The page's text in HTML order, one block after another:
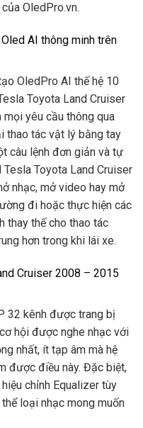
OledPro.vn.
AI thông minh trên
OledPro AI thế hệ 10
Toyota Land Cruiser
yêu cầu thông qua
thao tác vật lý bằng tay
câu lệnh đơn giản và tự
Toyota Land Cruiser
nhạc, mở video hay mở
đi hoặc thực hiện các
thay thế cho thao tác
hơn trong khi lái xe.
Cruiser 2008 – 2015
32 kênh được trang bị
hội được nghe nhạc với
nhất, ít tạp âm mà hệ
được điều này. Đặc biệt,
chỉnh Equalizer tùy
loại nhạc mong muốn